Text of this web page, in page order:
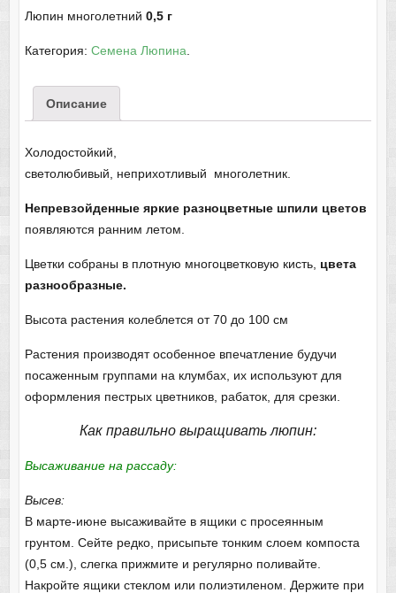
Люпин многолетний 0,5 г
Категория: Семена Люпина.
Описание
Холодостойкий,
светолюбивый, неприхотливый многолетник.
Непревзойденные яркие разноцветные шпили цветов
появляются ранним летом.
Цветки собраны в плотную многоцветковую кисть, цвета
разнообразные.
Высота растения колеблется от 70 до 100 см
Растения производят особенное впечатление будучи
посаженным группами на клумбах, их используют для
оформления пестрых цветников, рабаток, для срезки.
Как правильно выращивать люпин:
Высаживание на рассаду:
Высев:
В марте-июне высаживайте в ящики с просеянным
грунтом. Сейте редко, присыпьте тонким слоем компоста
(0,5 см.), слегка прижмите и регулярно поливайте.
Накройте ящики стеклом или полиэтиленом. Держите при